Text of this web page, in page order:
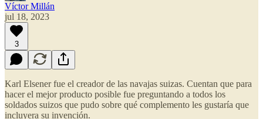
Víctor Millán
jul 18, 2023
3
Karl Elsener fue el creador de las navajas suizas. Cuentan que para
hacer el mejor producto posible fue preguntando a todos los
soldados suizos que pudo sobre qué complemento les gustaría que
incluyera su invención.